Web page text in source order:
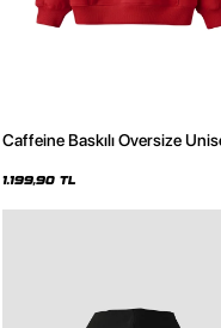
Caffeine Baskılı Oversize
1.199,90 TL